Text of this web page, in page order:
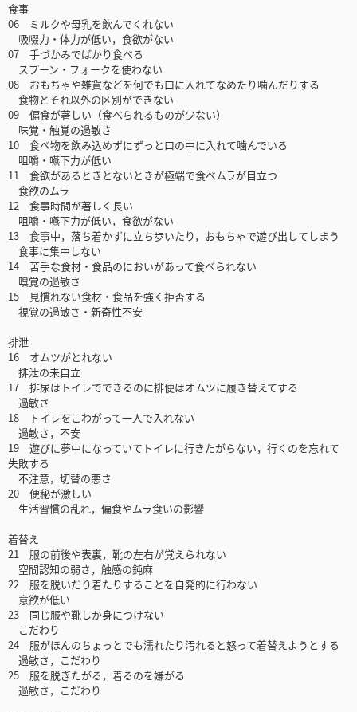
食事
06 ミルクや母乳を飲んでくれない
吸啜力・体力が低い，食欲がない
07 手づかみでばかり食べる
スプーン・フォークを使わない
08 おもちゃや雑貨などを何でも口に入れてなめたり噛んだりする
食物とそれ以外の区別ができない
09 偏食が著しい（食べられるものが少ない）
味覚・触覚の過敏さ
10 食べ物を飲み込めずにずっと口の中に入れて噛んでいる
咀嚼・嚥下力が低い
11 食欲があるときとないときが極端で食べムラが目立つ
食欲のムラ
12 食事時間が著しく長い
咀嚼・嚥下力が低い，食欲がない
13 食事中，落ち着かずに立ち歩いたり，おもちゃで遊び出してしまう
食事に集中しない
14 苦手な食材・食品のにおいがあって食べられない
嗅覚の過敏さ
15 見慣れない食材・食品を強く拒否する
視覚の過敏さ・新奇性不安
排泄
16 オムツがとれない
排泄の未自立
17 排尿はトイレでできるのに排便はオムツに履き替えてする
過敏さ
18 トイレをこわがって一人で入れない
過敏さ，不安
19 遊びに夢中になっていてトイレに行きたがらない，行くのを忘れて
失敗する
不注意，切替の悪さ
20 便秘が激しい
生活習慣の乱れ，偏食やムラ食いの影響
着替え
21 服の前後や表裏，靴の左右が覚えられない
空間認知の弱さ，触感の鈍麻
22 服を脱いだり着たりすることを自発的に行わない
意欲が低い
23 同じ服や靴しか身につけない
こだわり
24 服がほんのちょっとでも濡れたり汚れると怒って着替えようとする
過敏さ，こだわり
25 服を脱ぎたがる，着るのを嫌がる
過敏さ，こだわり